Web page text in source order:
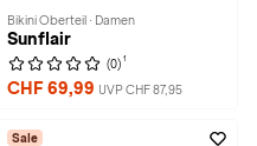
Bikini Oberteil · Damen
Sunflair
(0) 1
CHF 69,99 UVP CHF 87,95
Sale